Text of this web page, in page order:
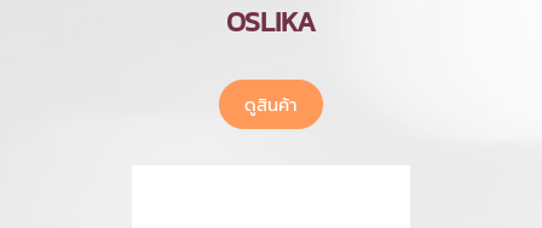
OSLIKA
ดูสินค้า